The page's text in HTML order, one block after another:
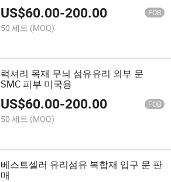
US$60.00-200.00 FOB
50 세트 (MOQ)
럭셔리 목재 무늬 섬유유리 외부 문
SMC 피부 미국용
US$60.00-200.00 FOB
50 세트 (MOQ)
베스트셀러 유리섬유 복합재 입구 문 판
매